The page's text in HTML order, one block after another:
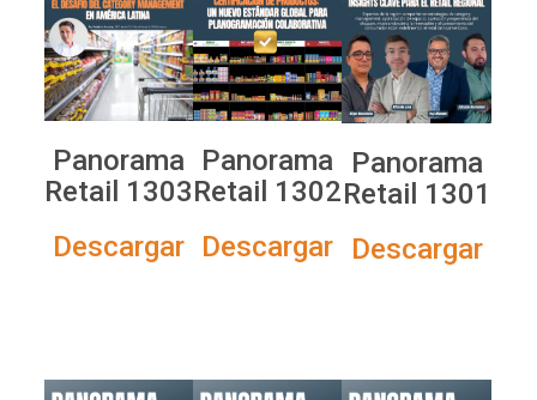
Panorama
Retail 1303
Descargar
Panorama
Retail 1302
Descargar
Panorama
Retail 1301
Descargar